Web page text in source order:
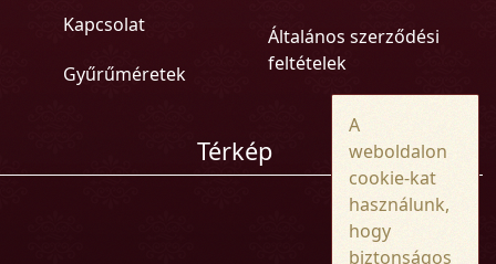
Kapcsolat
Gyűrűméretek
Általános szerződési
feltételek
Térkép
A
weboldalon
cookie-kat
használunk,
hogy
biztonságos